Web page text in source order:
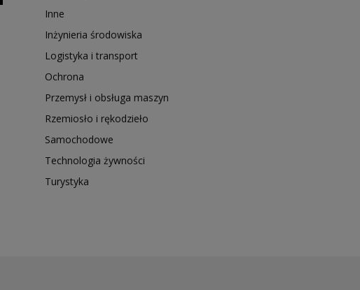
Inne
Inżynieria środowiska
Logistyka i transport
Ochrona
Przemysł i obsługa maszyn
Rzemiosło i rękodzieło
Samochodowe
Technologia żywności
Turystyka